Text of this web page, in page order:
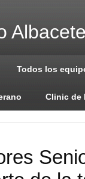
Todos los
Clinic de